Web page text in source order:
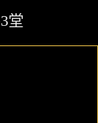
堂